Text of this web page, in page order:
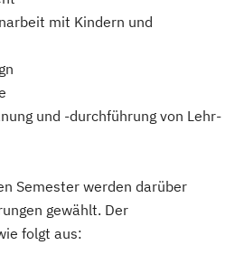
mit Kindern und
und -durchführung von Lehr-
Semester werden darüber
gewählt. Der
folgt aus: